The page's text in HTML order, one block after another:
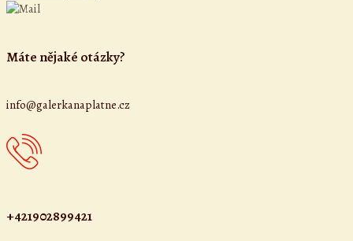
Máte nějaké otázky?
info@galerkanaplatne.cz
+421902899421